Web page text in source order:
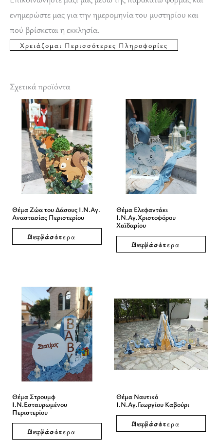
ενημερώστε μας για την ημερομηνία του μυστηρίου και
πού βρίσκεται η εκκλησία.
Σχετικά προϊόντα
Θέμα Ζώα του Δάσους Ι.Ν.Αγ.
Αναστασίας Περιστερίου
Διαβάστε Περισσότερα
Θέμα Ελεφαντάκι
Ι.Ν.Αγ.Χριστοφόρου
Χαϊδαρίου
Διαβάστε Περισσότερα
Θέμα Στρουμφ
Ι.Ν.Εσταυρωμένου
Περιστερίου
Διαβάστε Περισσότερα
Θέμα Ναυτικό
Ι.Ν.Αγ.Γεωργίου Καβούρι
Διαβάστε Περισσότερα